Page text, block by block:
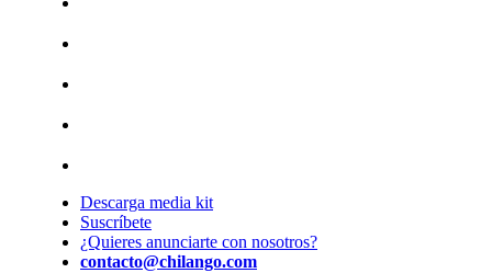
Descarga media kit
Suscríbete
¿Quieres anunciarte con nosotros?
contacto@chilango.com